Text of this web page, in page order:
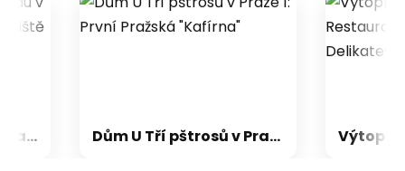
Míčovna Pražského hradu v Praze 1: Královské Sportoviště Dům U Tří pštrosů v Praze 1: První Pražská "Kafírna"